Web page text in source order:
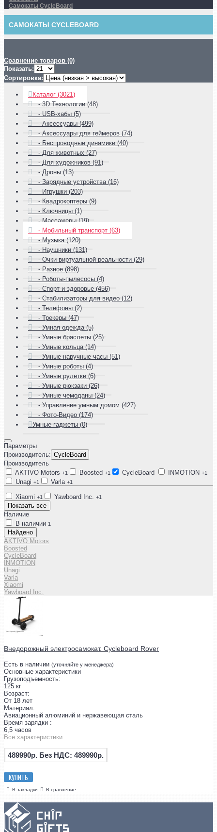
Самокаты CycleBoard
САМОКАТЫ CYCLEBOARD
Сравнение товаров (0)
Показать:
Сортировка:
Каталог (3021)
- 3D Технологии (48)
- USB-хабы (5)
- Аксессуары (499)
- Аксессуары для геймеров (74)
- Беспроводные динамики (40)
- Для животных (27)
- Для художников (91)
- Дроны (13)
- Зарядные устройства (16)
- Игрушки (203)
- Квадрокоптеры (9)
- Ключницы (1)
- Массажеры (19)
- Мобильный транспорт (63)
- Музыка (120)
- Наушники (131)
- Очки виртуальной реальности (29)
- Разное (898)
- Роботы-пылесосы (4)
- Спорт и здоровье (456)
- Стабилизаторы для видео (12)
- Телефоны (2)
- Трекеры (47)
- Умная одежда (5)
- Умные браслеты (25)
- Умные кольца (14)
- Умные наручные часы (51)
- Умные роботы (4)
- Умные рулетки (6)
- Умные рюкзаки (26)
- Умные чемоданы (24)
- Управление умным домом (427)
- Фото-Видео (174)
Умные гаджеты (0)
Параметры
Производитель: CycleBoard
Производитель
AKTIVO Motors +1 Boosted +1 CycleBoard INMOTION +1
Unagi +1 Varla +1
Xiaomi +1 Yawboard Inc. +1
Показать все
Наличие
В наличии 1
Найдено
AKTIVO Motors
Boosted
CycleBoard
INMOTION
Unagi
Varla
Xiaomi
Yawboard Inc.
Внедорожный электросамокат. Cycleboard Rover
Есть в наличии (уточняйте у менеджера)
Основные характеристики
Грузоподъемность:
125 кг
Возраст:
От 18 лет
Материал:
Авиационный алюминий и нержавеющая сталь
Время зарядки :
6,5 часов
Все характеристики
489990р. Без НДС: 489990р.
КУПИТЬ
В закладки В сравнение